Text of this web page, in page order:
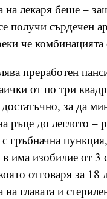
на лекаря беше –
получи сърдечен
че
преработен
от по три
за да
ръце до леглото –
гръбначна
в има изобилие от
отговаря за
главата и